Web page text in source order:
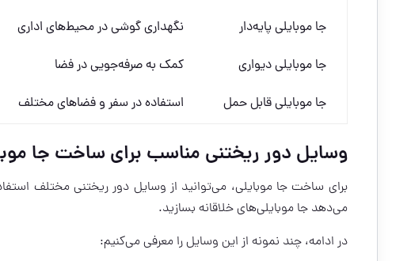
جا موبایلی پایه‌دار
نگهداری گوشی در محیط‌های اداری
جا موبایلی دیواری
کمک به صرفه‌جویی در فضا
جا موبایلی قابل حمل
استفاده در سفر و فضاهای مختلف
وسایل دور ریختنی مناسب برای ساخت جا
برای ساخت جا موبایلی، می‌توانید از وسایل دور ریختنی مختلف
می‌دهد جا موبایلی‌های خلاقانه بسازید.
در ادامه، چند نمونه از این وسایل را معرفی می‌کنیم: